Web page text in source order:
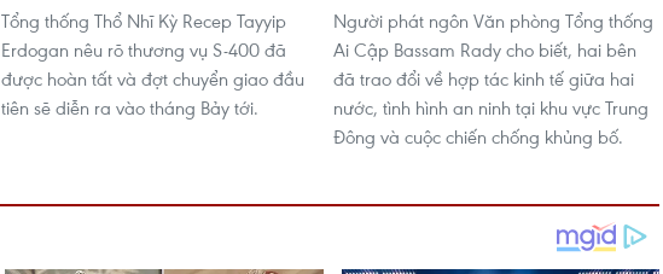
Tổng thống Thổ Nhĩ Kỳ Recep Tayyip
Erdogan nêu rõ thương vụ S-400 đã
được hoàn tất và đợt chuyển giao đầu
tiên sẽ diễn ra vào tháng Bảy tới.
Người phát ngôn Văn phòng Tổng thống
Ai Cập Bassam Rady cho biết, hai bên
đã trao đổi về hợp tác kinh tế giữa hai
nước, tình hình an ninh tại khu vực Trung
Đông và cuộc chiến chống khủng bố.